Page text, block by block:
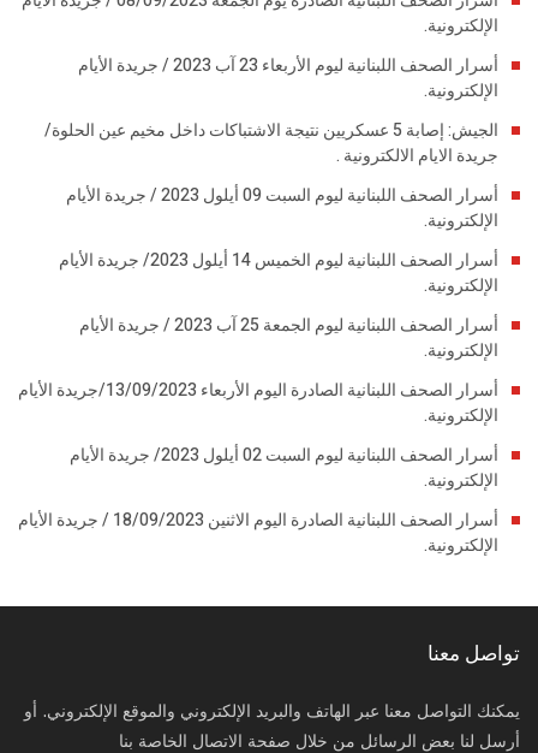
الإلكترونية.
أسرار الصحف اللبنانية ليوم الأربعاء 23 آب 2023 / جريدة الأيام
الإلكترونية.
الجيش: إصابة 5 عسكريين نتيجة الاشتباكات داخل مخيم عين الحلوة/
جريدة الايام الالكترونية .
أسرار الصحف اللبنانية ليوم السبت 09 أيلول 2023 / جريدة الأيام
الإلكترونية.
أسرار الصحف اللبنانية ليوم الخميس 14 أيلول 2023/ جريدة الأيام
الإلكترونية.
أسرار الصحف اللبنانية ليوم الجمعة 25 آب 2023 / جريدة الأيام
الإلكترونية.
أسرار الصحف اللبنانية الصادرة اليوم الأربعاء 13/09/2023/جريدة الأيام
الإلكترونية.
أسرار الصحف اللبنانية ليوم السبت 02 أيلول 2023/ جريدة الأيام
الإلكترونية.
أسرار الصحف اللبنانية الصادرة اليوم الاثنين 18/09/2023 / جريدة الأيام
الإلكترونية.
تواصل معنا
يمكنك التواصل معنا عبر الهاتف والبريد الإلكتروني والموقع الإلكتروني. أو
أرسل لنا بعض الرسائل من خلال صفحة الاتصال الخاصة بنا